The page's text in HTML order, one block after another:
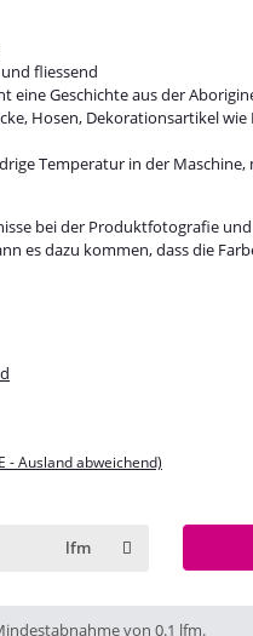
fliessend
eine Geschichte aus der
Hosen, Dekorationsartikel
Temperatur in der
bei der Produktfotografie
es dazu kommen, dass die
- Ausland abweichend)
lfm
von 0.1 lfm.